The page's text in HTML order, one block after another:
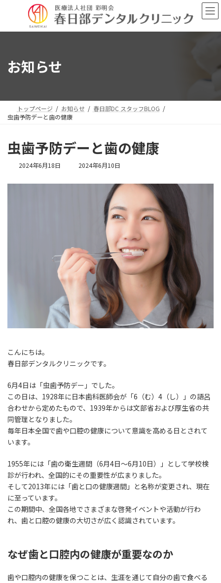
ン
ー
お知らせ
トップページ お知らせ
春日部DC スタッフBLOG
虫歯予防デーと歯の健康
虫歯予防デーと歯の健康
2024年6月18日
最
更
2024年6月10日
こんにちは。
春日部デンタルクリニックです。
6月4日は「虫歯予防デー」でした。
この日は、1928年に日本歯科医師会が「6（む）4（し）」の語呂
合わせから定めたもので、1939年からは文部省および厚生省の共
同管理となりました。
毎年日本全国で歯や口腔の健康について意識を高める日とされて
います。
1955年には「歯の衛生週間（6月4日～6月10日）」として学校検
診が行われ、全国的にその重要性が広まりました。
そして2013年には「歯と口の健康週間」と名称が変更され、現在
に至っています。
この期間中、全国各地でさまざまな啓発イベントや活動が行わ
れ、歯と口腔の健康の大切さが広く認識されています。
なぜ歯と口腔内の健康が重要なのか
歯や口腔内の健康を保つことは、生涯を通じて自分の歯で食べる